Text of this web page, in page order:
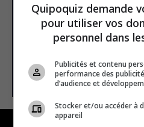
Email address
SUBSCRIBE
Quipoquiz demande
pour utiliser vos
personnel dans
Publicités et contenu
performance des
d’audience et
Stocker et/ou accéder à
appareil